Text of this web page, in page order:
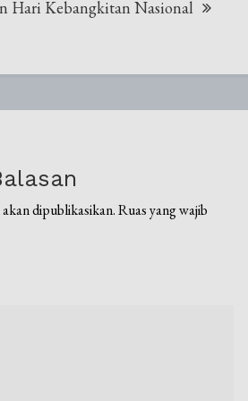
Hari Kebangkitan Nasional
dipublikasikan. Ruas yang wajib